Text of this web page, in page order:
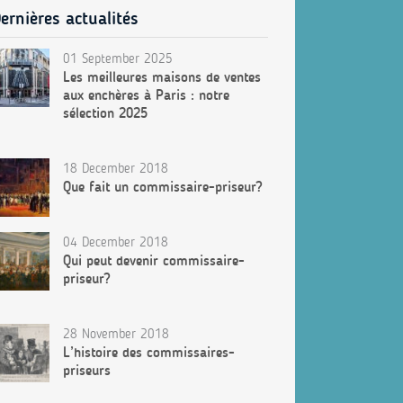
actualités
01 September 2025
Les meilleures maisons de ventes
aux enchères à Paris : notre
sélection 2025
18 December 2018
Que fait un commissaire-priseur?
04 December 2018
Qui peut devenir commissaire-
priseur?
28 November 2018
L’histoire des commissaires-
priseurs